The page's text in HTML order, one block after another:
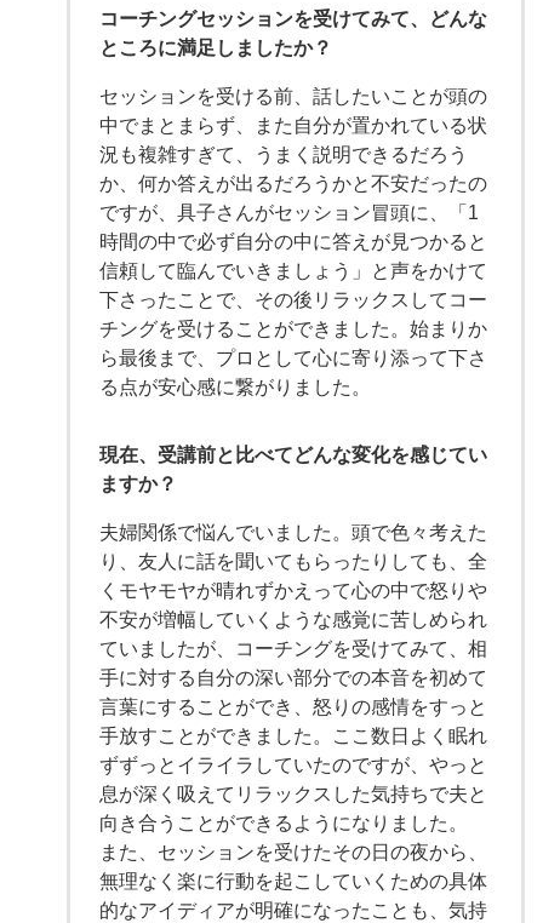
コーチングセッションを受けてみて、どんな
ところに満足しましたか？
セッションを受ける前、話したいことが頭の
中でまとまらず、また自分が置かれている状
況も複雑すぎて、うまく説明できるだろう
か、何か答えが出るだろうかと不安だったの
ですが、具子さんがセッション冒頭に、「1
時間の中で必ず自分の中に答えが見つかると
信頼して臨んでいきましょう」と声をかけて
下さったことで、その後リラックスしてコー
チングを受けることができました。始まりか
ら最後まで、プロとして心に寄り添って下さ
る点が安心感に繋がりました。
現在、受講前と比べてどんな変化を感じてい
ますか？
夫婦関係で悩んでいました。頭で色々考えた
り、友人に話を聞いてもらったりしても、全
くモヤモヤが晴れずかえって心の中で怒りや
不安が増幅していくような感覚に苦しめられ
ていましたが、コーチングを受けてみて、相
手に対する自分の深い部分での本音を初めて
言葉にすることができ、怒りの感情をすっと
手放すことができました。ここ数日よく眠れ
ずずっとイライラしていたのですが、やっと
息が深く吸えてリラックスした気持ちで夫と
向き合うことができるようになりました。
また、セッションを受けたその日の夜から、
無理なく楽に行動を起こしていくための具体
的なアイディアが明確になったことも、気持